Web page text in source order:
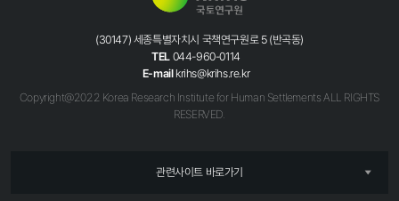
(30147) 세종특별자치시 국책연구원로 5 (반곡동)
TEL 044-960-0114
E-mail krihs@krihs.re.kr
Copyright@2022 Korea Research Institute for Human Settlements ALL RIGHTS
RESERVED.
관련사이트 바로가기